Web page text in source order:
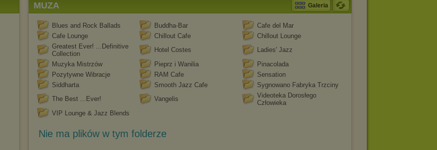
MUZA Galeria
Blues and Rock Ballads Buddha-Bar
Cafe del Mar
Cafe Lounge
Chillout Cafe
Chillout Lounge
Greatest Ever! ...Definitive
Collection
Hotel Costes
Ladies' Jazz
Muzyka Mistrzów
Pieprz i Wanilia
Pinacolada
Pozytywne Wibracje
RAM Cafe
Sensation
Siddharta
Smooth Jazz Cafe
Sygnowano Fabryka Trzciny
The Best ...Ever!
Vangelis
Videoteka Dorosłego
Człowieka
VIP Lounge & Jazz Blends
Nie ma plików w tym folderze